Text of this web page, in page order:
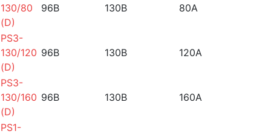
130/80
(D)
96B 130B 80A
PS3-
130/120
(D)
96B 130B 120A
PS3-
130/160
(D)
96B 130B 160A
PS1-